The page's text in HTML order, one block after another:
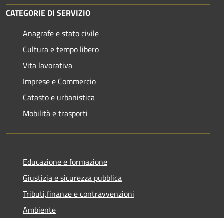
CATEGORIE DI SERVIZIO
Anagrafe e stato civile
Cultura e tempo libero
Vita lavorativa
Imprese e Commercio
Catasto e urbanistica
Mobilità e trasporti
Educazione e formazione
Giustizia e sicurezza pubblica
Tributi,finanze e contravvenzioni
Ambiente